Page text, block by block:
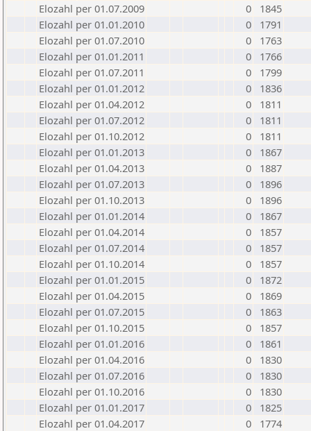
Elozahl per 01.07.2009
0
1845
Elozahl per 01.01.2010
0
1791
Elozahl per 01.07.2010
0
1763
Elozahl per 01.01.2011
0
1766
Elozahl per 01.07.2011
0
1799
Elozahl per 01.01.2012
0
1836
Elozahl per 01.04.2012
0
1811
Elozahl per 01.07.2012
0
1811
Elozahl per 01.10.2012
0
1811
Elozahl per 01.01.2013
0
1867
Elozahl per 01.04.2013
0
1887
Elozahl per 01.07.2013
0
1896
Elozahl per 01.10.2013
0
1896
Elozahl per 01.01.2014
0
1867
Elozahl per 01.04.2014
0
1857
Elozahl per 01.07.2014
0
1857
Elozahl per 01.10.2014
0
1857
Elozahl per 01.01.2015
0
1872
Elozahl per 01.04.2015
0
1869
Elozahl per 01.07.2015
0
1863
Elozahl per 01.10.2015
0
1857
Elozahl per 01.01.2016
0
1861
Elozahl per 01.04.2016
0
1830
Elozahl per 01.07.2016
0
1830
Elozahl per 01.10.2016
0
1830
Elozahl per 01.01.2017
0
1825
Elozahl per 01.04.2017
0
1774